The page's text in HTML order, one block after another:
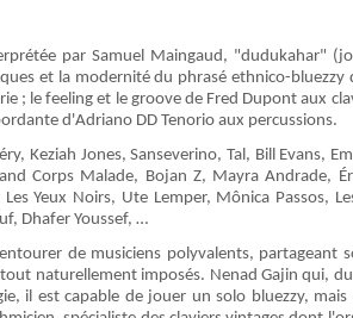
par Samuel Maingaud, "dudukahar"
et la modernité du phrasé ethnico-bluezzy
; le feeling et le groove de Fred Dupont aux
d'Adriano DD Tenorio aux percussions.
Keziah Jones, Sanseverino, Tal, Bill Evans,
Corps Malade, Bojan Z, Mayra Andrade,
Yeux Noirs, Ute Lemper, Mônica Passos,
Dhafer Youssef, …
de musiciens polyvalents, partageant
naturellement imposés. Nenad Gajin qui,
il est capable de jouer un solo bluezzy,